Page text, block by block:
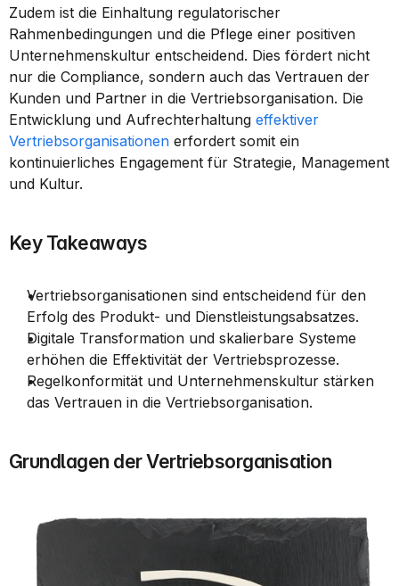
Zudem ist die Einhaltung regulatorischer
Rahmenbedingungen und die Pflege einer positiven
Unternehmenskultur entscheidend. Dies fördert nicht
nur die Compliance, sondern auch das Vertrauen der
Kunden und Partner in die Vertriebsorganisation. Die
Entwicklung und Aufrechterhaltung effektiver
Vertriebsorganisationen erfordert somit ein
kontinuierliches Engagement für Strategie, Management
und Kultur.
Key Takeaways
Vertriebsorganisationen sind entscheidend für den
Erfolg des Produkt- und Dienstleistungsabsatzes.
Digitale Transformation und skalierbare Systeme
erhöhen die Effektivität der Vertriebsprozesse.
Regelkonformität und Unternehmenskultur stärken
das Vertrauen in die Vertriebsorganisation.
Grundlagen der Vertriebsorganisation